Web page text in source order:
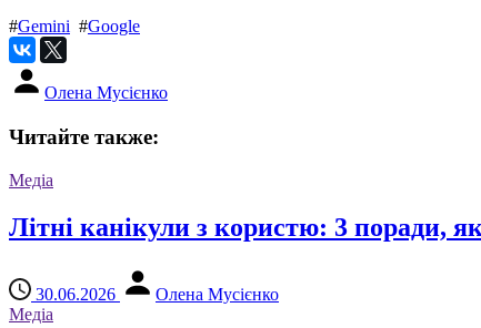
#Gemini #Google
Олена Мусієнко
Читайте также:
Медіа
Літні канікули з користю: 3 поради,
30.06.2026
Олена Мусієнко
Медіа